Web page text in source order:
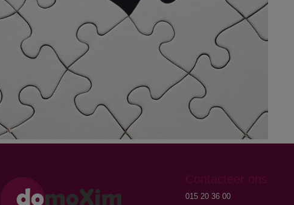
Contacteer ons
015 20 36 00